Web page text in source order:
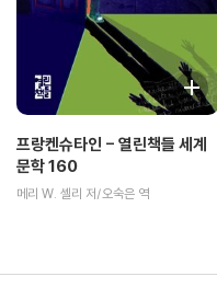
프랑켄슈타인 - 열린책들 세계
문학 160
메리 W. 셸리 저/오숙은 역